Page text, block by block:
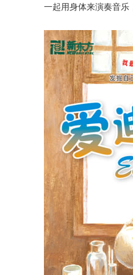
一起用身体来演奏音